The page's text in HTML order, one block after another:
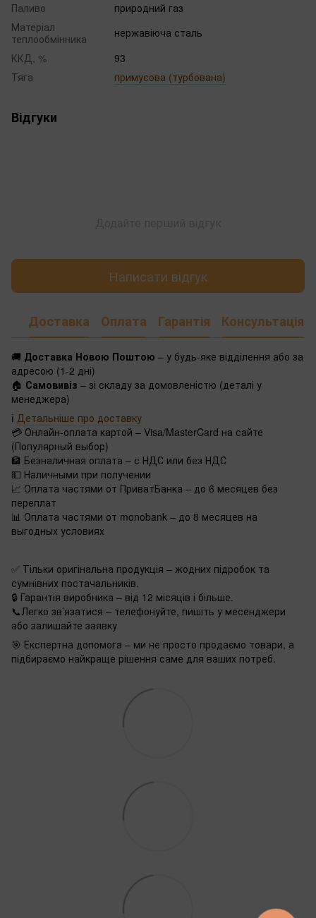
Паливо
природний газ
Матеріал
теплообмінника
нержавіюча сталь
ККД, %
93
Тяга
примусова (турбована)
Відгуки
Написати відгук
Доставка Оплата Гарантія Консультація
🚚 Доставка Новою Поштою – у будь-яке відділення або за
адресою (1-2 дні)
🏠 Самовивіз – зі складу за домовленістю (деталі у
менеджера)
ℹ️ Детальніше про доставку
💳 Онлайн-оплата картой – Visa/MasterCard на сайте
(Популярный выбор)
🏦 Безналичная оплата – с НДС или без НДС
💵 Наличными при получении
📈 Оплата частями от ПриватБанка – до 6 месяцев без
переплат
📊 Оплата частями от monobank – до 8 месяцев на
выгодных условиях
✅ Тільки оригінальна продукція – жодних підробок та
сумнівних постачальників.
🔒 Гарантія виробника – від 12 місяців і більше.
📞Легко зв’язатися – телефонуйте, пишіть у месенджери
або залишайте заявку
🎯 Експертна допомога – ми не просто продаємо товари, а
підбираємо найкраще рішення саме для ваших потреб.